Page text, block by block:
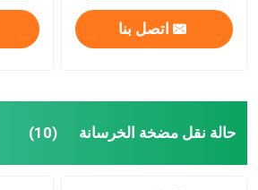
اتصل بنا
حالة نقل مضخة الخرسانة (10)